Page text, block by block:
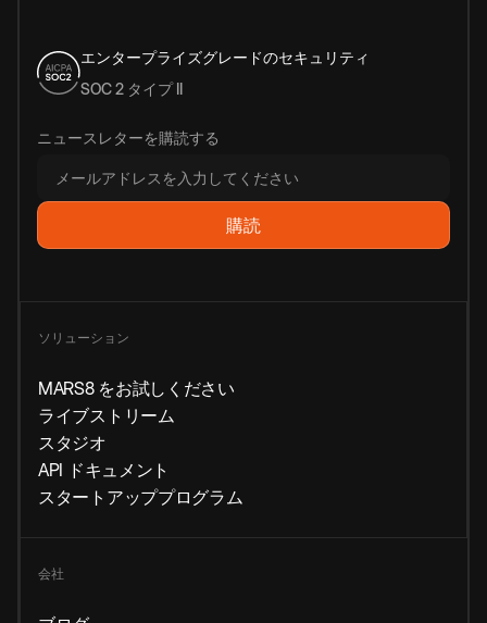
エンタープライズグレードのセキュリティ
SOC 2 タイプ II
ニュースレターを購読する
ソリューション
MARS8 をお試しください
ライブストリーム
スタジオ
API ドキュメント
スタートアッププログラム
会社